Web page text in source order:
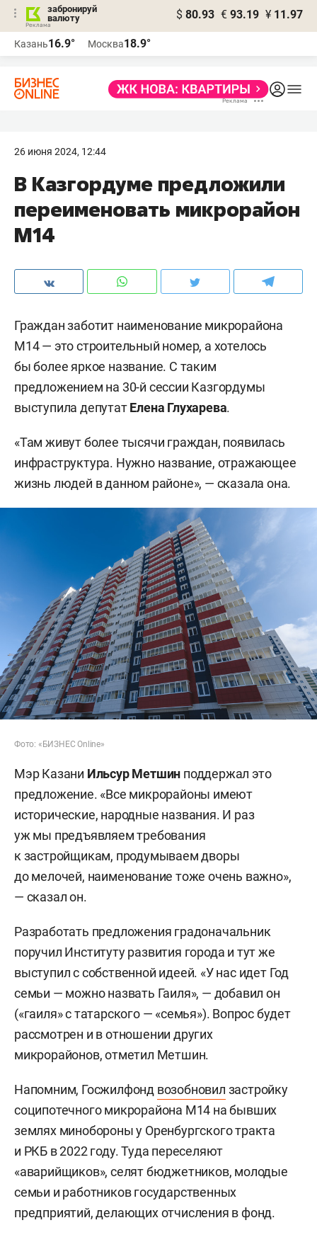
забронируй
валюту
$ 80.93 € 93.19 ¥ 11.97
Казань16.9° Москва18.9°
26 июня 2024, 12:44
В Казгордуме предложили
переименовать микрорайон
М14
Граждан заботит наименование микрорайона
М14 — это строительный номер, а хотелось
бы более яркое название. С таким
предложением на 30-й сессии Казгордумы
выступила депутатЕлена Глухарева.
«Там живут более тысячи граждан, появилась
инфраструктура. Нужно название, отражающее
жизнь людей в данном районе», — сказала она.
Фото: «БИЗНЕС Online»
Мэр Казани Ильсур Метшин поддержал это
предложение. «Все микрорайоны имеют
исторические, народные названия. И раз
уж мы предъявляем требования
к застройщикам, продумываем дворы
до мелочей, наименование тоже очень важно»,
— сказал он.
Разработать предложения градоначальник
поручил Институту развития города и тут же
выступил с собственной идеей. «У нас идет Год
семьи — можно назвать Гаиля», — добавил он
(«гаиля» с татарского — «семья»). Вопрос будет
рассмотрен и в отношении других
микрорайонов, отметил Метшин.
Напомним, Госжилфонд возобновил застройку
соципотечного микрорайона М14 на бывших
землях минобороны у Оренбургского тракта
и РКБ в 2022 году. Туда переселяют
«аварийщиков», селят бюджетников, молодые
семьи и работников государственных
предприятий, делающих отчисления в фонд.